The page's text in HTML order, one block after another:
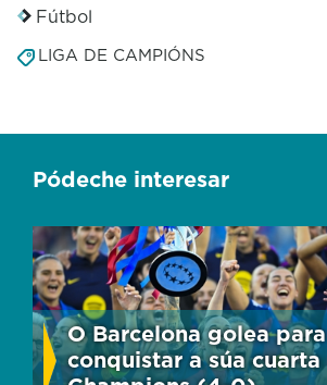
Fútbol
LIGA DE CAMPIÓNS
Pódeche interesar
O Barcelona golea para
conquistar a súa cuarta